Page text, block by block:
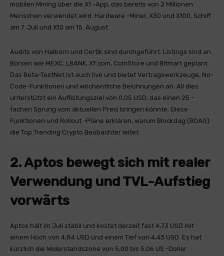
mobilen Mining über die X1 -App, das bereits von 2 Millionen
Menschen verwendet wird. Hardware -Miner, X30 und X100, Schiff
am 7. Juli und X10 am 15. August.
Audits von Halborn und Certik sind durchgeführt. Listings sind an
Börsen wie MEXC, LBANK, XT.com, CoinStore und Bitmart geplant.
Das Beta-TestNet ist auch live und bietet Vertragswerkzeuge, No-
Code-Funktionen und wöchentliche Belohnungen an. All dies
unterstützt ein Auflistungsziel von 0,05 USD, das einen 25 -
fachen Sprung vom aktuellen Preis bringen könnte. Diese
Funktionen und Rollout -Pläne erklären, warum Blockdag (BDAG)
die Top Trending Crypto Beobachter leitet.
2. Aptos bewegt sich mit realer
Verwendung und TVL-Aufstieg
vorwärts
Aptos hält im Juli stabil und kostet derzeit fast 4,73 USD mit
einem Hoch von 4,84 USD und einem Tief von 4,43 USD. Es hat
kürzlich die Widerstandszone von 5,00 bis 5,06 US -Dollar